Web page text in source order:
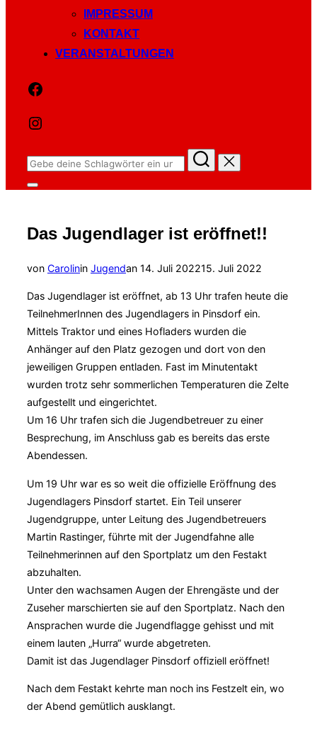
IMPRESSUM
KONTAKT
VERANSTALTUNGEN
Facebook
Instagram
Suchen
nach:
Seitenleiste
Das Jugendlager ist eröffnet!!
von Carolinin Jugendan Veröffentlicht
14. Juli 202215. Juli 2022
Das Jugendlager ist eröffnet, ab 13 Uhr trafen heute die
TeilnehmerInnen des Jugendlagers in Pinsdorf ein.
Mittels Traktor und eines Hofladers wurden die
Anhänger auf den Platz gezogen und dort von den
jeweiligen Gruppen entladen. Fast im Minutentakt
wurden trotz sehr sommerlichen Temperaturen die Zelte
aufgestellt und eingerichtet.
Um 16 Uhr trafen sich die Jugendbetreuer zu einer
Besprechung, im Anschluss gab es bereits das erste
Abendessen.
Um 19 Uhr war es so weit die offizielle Eröffnung des
Jugendlagers Pinsdorf startet. Ein Teil unserer
Jugendgruppe, unter Leitung des Jugendbetreuers
Martin Rastinger, führte mit der Jugendfahne alle
Teilnehmerinnen auf den Sportplatz um den Festakt
abzuhalten.
Unter den wachsamen Augen der Ehrengäste und der
Zuseher marschierten sie auf den Sportplatz. Nach den
Ansprachen wurde die Jugendflagge gehisst und mit
einem lauten „Hurra“ wurde abgetreten.
Damit ist das Jugendlager Pinsdorf offiziell eröffnet!
Nach dem Festakt kehrte man noch ins Festzelt ein, wo
der Abend gemütlich ausklangt.